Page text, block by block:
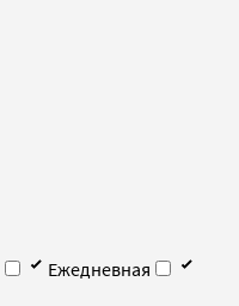
Ежедневная